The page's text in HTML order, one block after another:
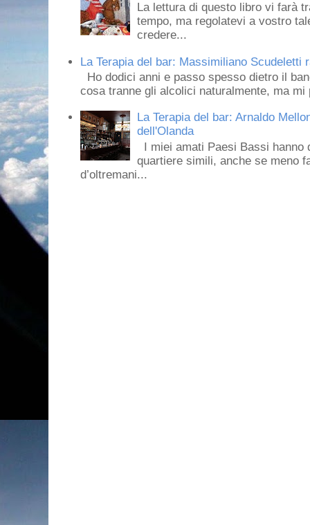
La lettura di questo libro vi farà
tempo, ma regolatevi a vostro
credere...
La Terapia del bar: Massimiliano
Ho dodici anni e passo spesso dietro il
cosa tranne gli alcolici naturalmente, ma mi
La Terapia del bar: Arnaldo
dell'Olanda
I miei amati Paesi Bassi
quartiere simili, anche se meno
d’oltremani...